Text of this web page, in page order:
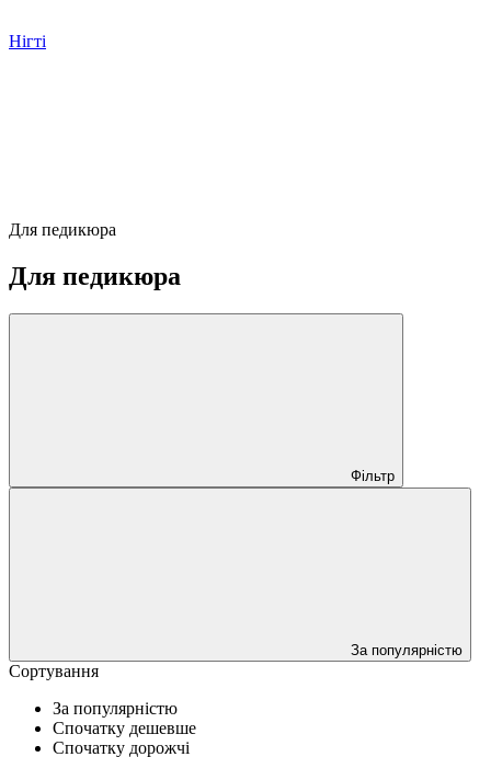
Нігті
Для педикюра
Для педикюра
Фільтр
За популярністю
Сортування
За популярністю
Спочатку дешевше
Спочатку дорожчі